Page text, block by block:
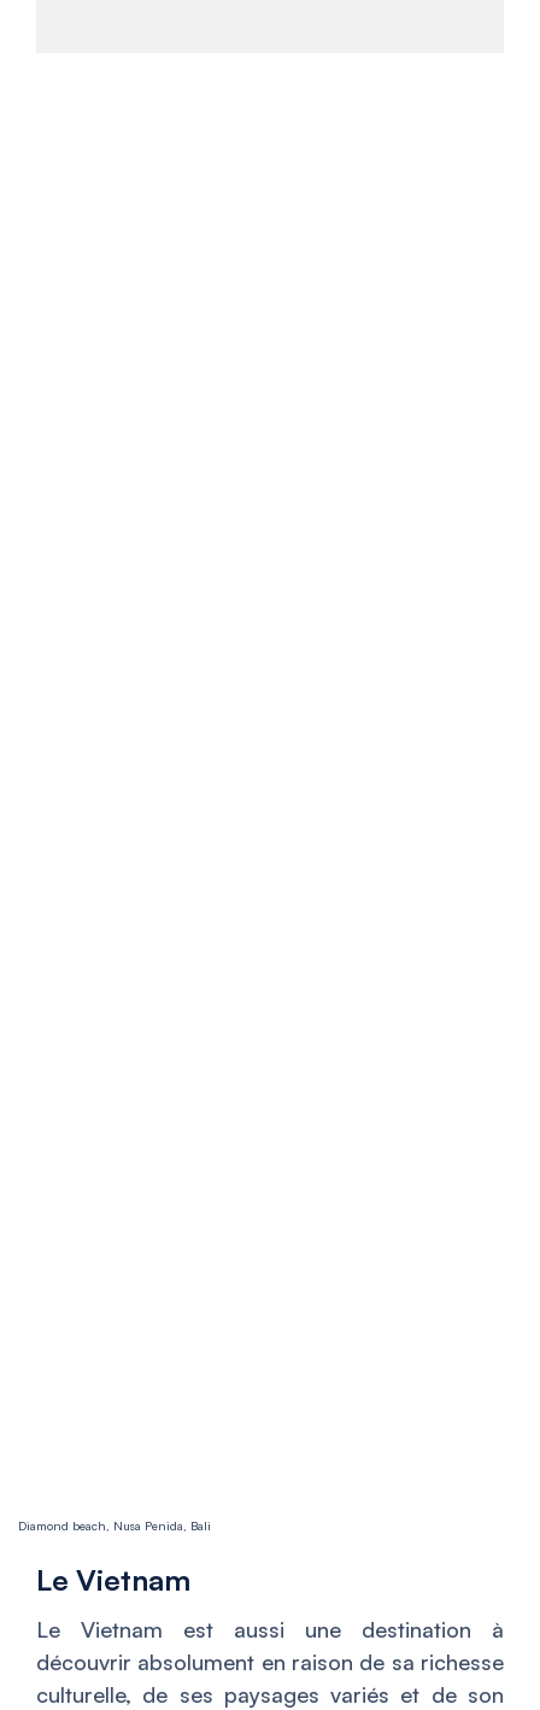
Diamond beach, Nusa Penida, Bali
Le Vietnam
Le Vietnam est aussi une destination à
découvrir absolument en raison de sa richesse
culturelle, de ses paysages variés et de son